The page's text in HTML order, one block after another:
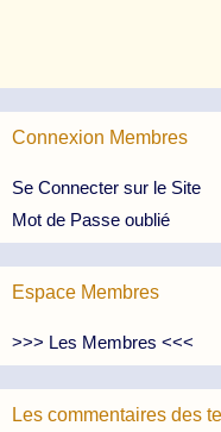
Connexion Membres
Se Connecter sur le Site
Mot de Passe oublié
Espace Membres
>>> Les Membres <<<
Les commentaires des